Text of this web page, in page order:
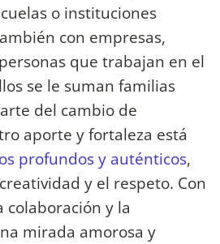
o instituciones
con empresas,
que trabajan en el
se le suman familias
del cambio de
aporte y fortaleza está
profundos y auténticos,
y el respeto. Con
colaboración y la
mirada amorosa y